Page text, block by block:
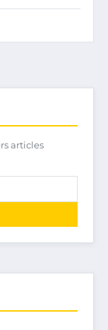
articles